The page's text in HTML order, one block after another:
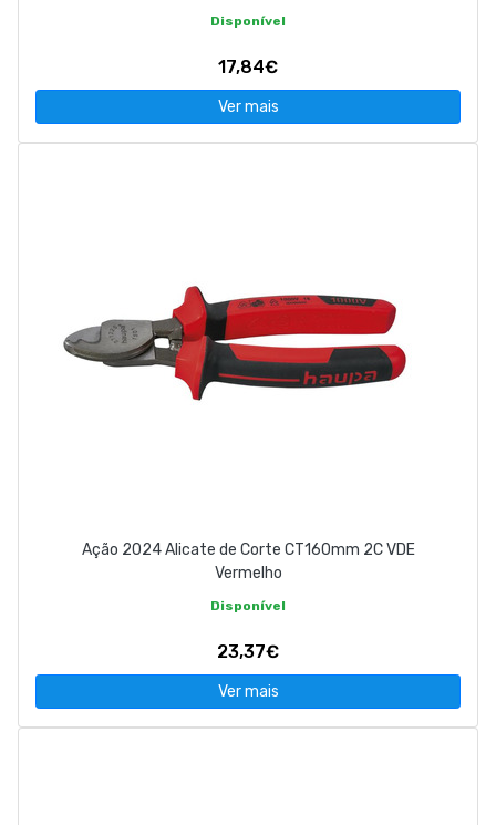
Disponível
17,84€
Ver mais
Ação 2024 Alicate de Corte CT160mm 2C VDE
Vermelho
Disponível
23,37€
Ver mais